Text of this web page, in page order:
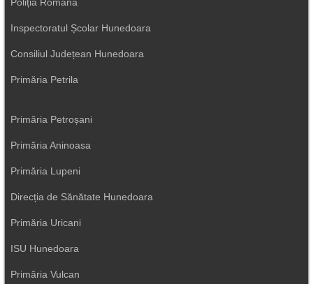
Inspectoratul Școlar Hunedoara
Consiliul Județean Hunedoara
Primăria Petrila
Primăria Petroșani
Primăria Aninoasa
Primăria Lupeni
Direcția de Sănătate Hunedoara
Primăria Uricani
ISU Hunedoara
Primăria Vulcan